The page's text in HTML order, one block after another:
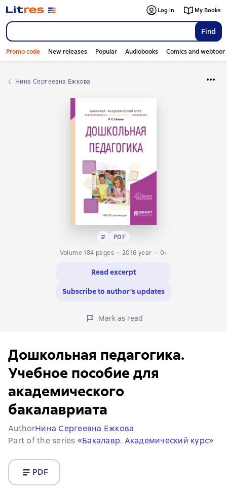
Find
Log in My Books
Promo code New releases Popular Audiobooks Comics and
Нина Сергеевна Ежкова
Text PDF
PDF
Volume 184 pages
2016 year 0+
Read excerpt
Subscribe to author’s updates
Mark as read
Дошкольная педагогика.
Учебное пособие для
академического
бакалавриата
AuthorНина Сергеевна Ежкова
Part of the series «Бакалавр. Академический курс»
PDF